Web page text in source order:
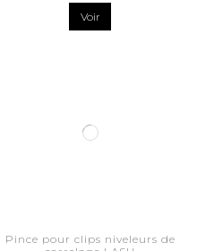
Voir
Pince pour clips niveleurs de